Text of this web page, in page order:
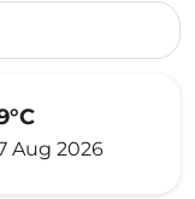
Aug 2026